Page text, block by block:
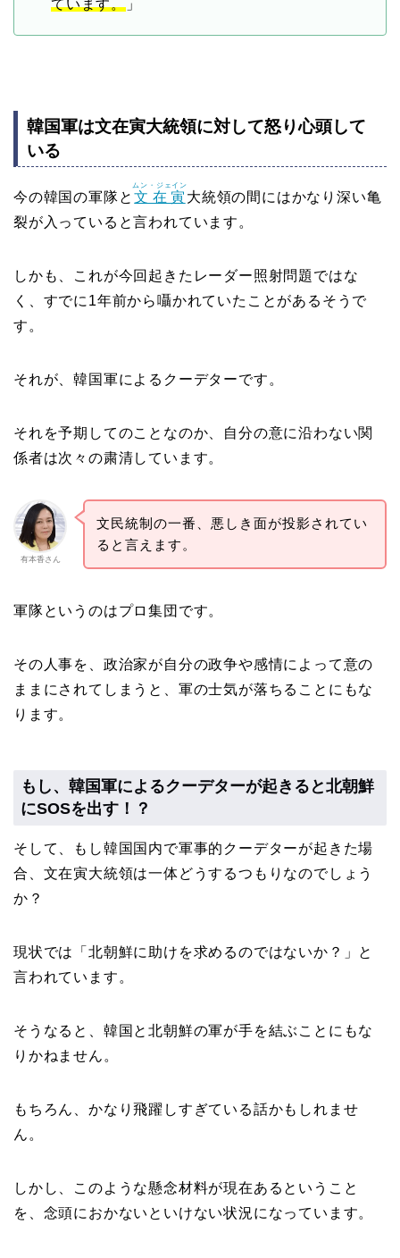
ています。 」
韓国軍は文在寅大統領に対して怒り心頭して
いる
今の韓国の軍隊と 文在寅
ムン・ジェイン
大統領の間にはかなり深い亀
裂が入っていると言われています。
しかも、これが今回起きたレーダー照射問題ではな
く、すでに1年前から囁かれていたことがあるそうで
す。
それが、韓国軍によるクーデターです。
それを予期してのことなのか、自分の意に沿わない関
係者は次々の粛清しています。
有本香さん
文民統制の一番、悪しき面が投影されてい
ると言えます。
軍隊というのはプロ集団です。
その人事を、政治家が自分の政争や感情によって意の
ままにされてしまうと、軍の士気が落ちることにもな
ります。
もし、韓国軍によるクーデターが起きると北朝鮮
にSOSを出す！？
そして、もし韓国国内で軍事的クーデターが起きた場
合、文在寅大統領は一体どうするつもりなのでしょう
か？
現状では「北朝鮮に助けを求めるのではないか？」と
言われています。
そうなると、韓国と北朝鮮の軍が手を結ぶことにもな
りかねません。
もちろん、かなり飛躍しすぎている話かもしれませ
ん。
しかし、このような懸念材料が現在あるということ
を、念頭におかないといけない状況になっています。